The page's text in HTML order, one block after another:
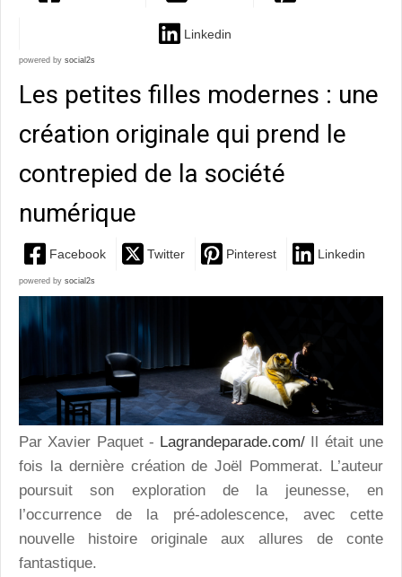
Linkedin
powered by social2s
Les petites filles modernes : une
création originale qui prend le
contrepied de la société
numérique
Facebook Twitter Pinterest Linkedin
powered by social2s
Par Xavier Paquet - Lagrandeparade.com/ Il était une
fois la dernière création de Joël Pommerat. L’auteur
poursuit son exploration de la jeunesse, en
l’occurrence de la pré-adolescence, avec cette
nouvelle histoire originale aux allures de conte
fantastique.